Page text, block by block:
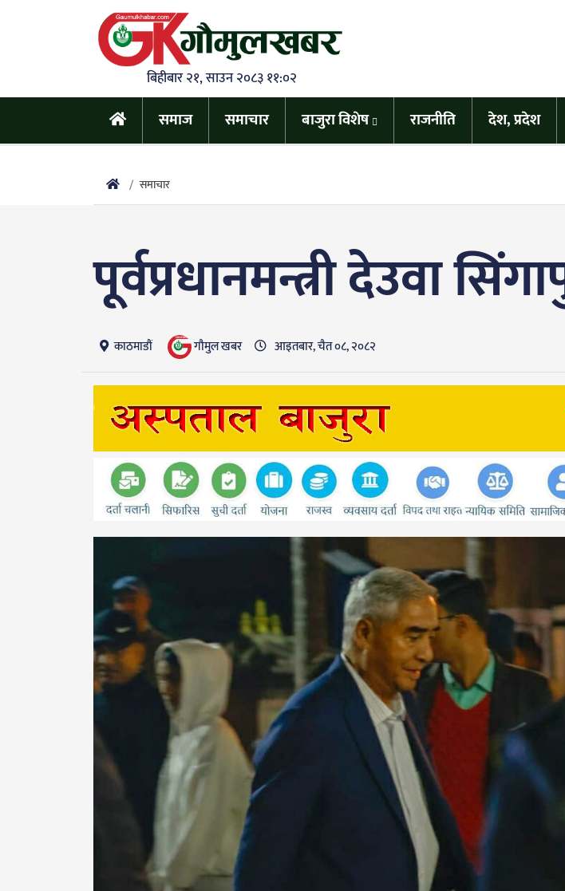
बिहीबार २१, साउन २०८३ ११:०२
समाज समाचार बाजुरा विशेष राजनीति देश, प्रदेश
समाचार
पूर्वप्रधानमन्त्री देउवा
काठमाडौं गाैमुल खबर आइतबार, चैत ०८, २०८२